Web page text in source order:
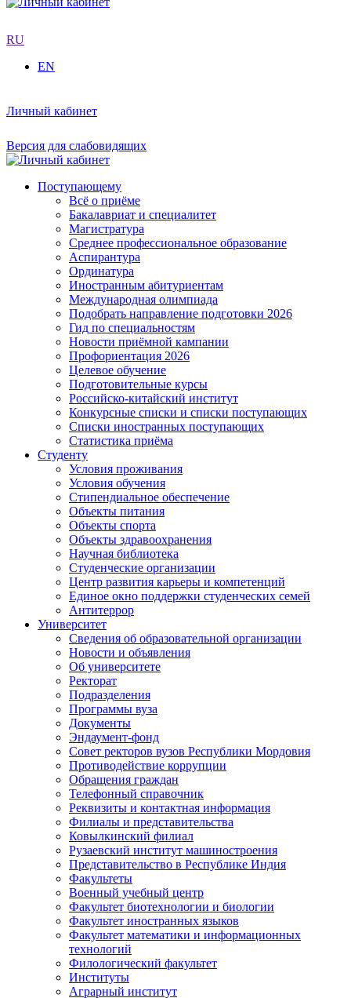
RU
EN
Личный кабинет
Версия для слабовидящих
Поступающему
Всё о приёме
Бакалавриат и специалитет
Магистратура
Среднее профессиональное образование
Аспирантура
Ординатура
Иностранным абитуриентам
Международная олимпиада
Подобрать направление подготовки 2026
Гид по специальностям
Новости приёмной кампании
Профориентация 2026
Целевое обучение
Подготовительные курсы
Российско-китайский институт
Конкурсные списки и списки поступающих
Списки иностранных поступающих
Статистика приёма
Студенту
Условия проживания
Условия обучения
Стипендиальное обеспечение
Объекты питания
Объекты спорта
Объекты здравоохранения
Научная библиотека
Студенческие организации
Центр развития карьеры и компетенций
Единое окно поддержки студенческих семей
Антитеррор
Университет
Сведения об образовательной организации
Новости и объявления
Об университете
Ректорат
Подразделения
Программы вуза
Документы
Эндаумент-фонд
Совет ректоров вузов Республики Мордовия
Противодействие коррупции
Обращения граждан
Телефонный справочник
Реквизиты и контактная информация
Филиалы и представительства
Ковылкинский филиал
Рузаевский институт машиностроения
Представительство в Республике Индия
Факультеты
Военный учебный центр
Факультет биотехнологии и биологии
Факультет иностранных языков
Факультет математики и информационных
технологий
Филологический факультет
Институты
Аграрный институт